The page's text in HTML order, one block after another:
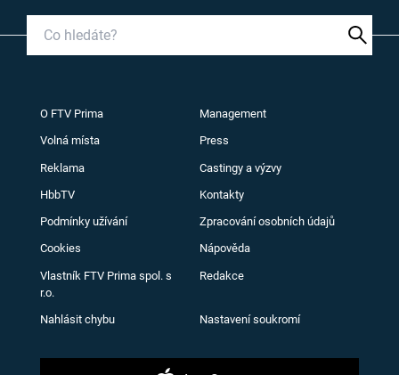
O FTV Prima Management
Volná místa Press
Reklama Castingy a výzvy
HbbTV Kontakty
Podmínky užívání Zpracování osobních údajů
Cookies Nápověda
Vlastník FTV Prima spol. s
r.o.
Redakce
Nahlásit chybu Nastavení soukromí